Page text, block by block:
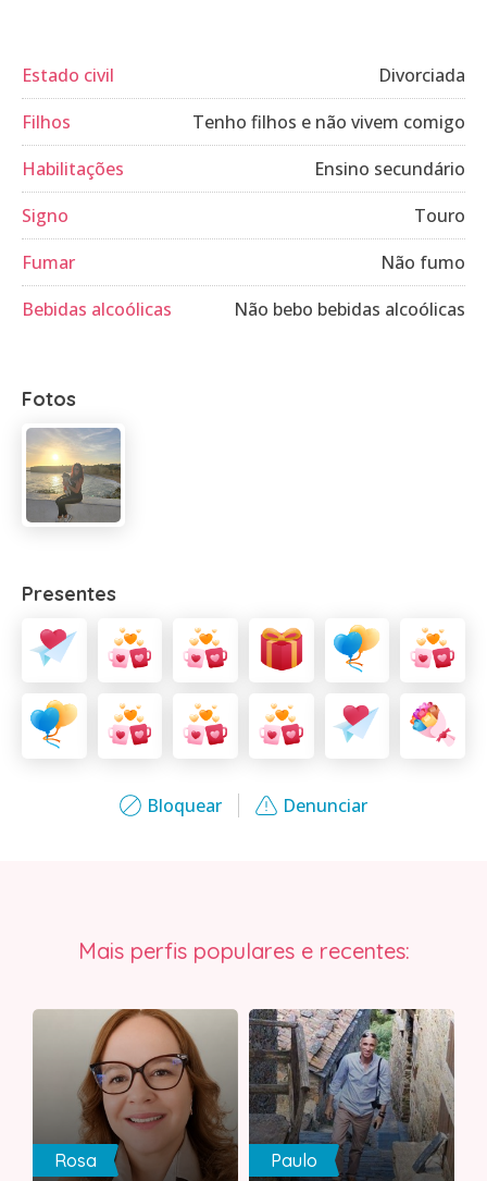
Bloquear Denunciar
Estado civil
Divorciada
Filhos
Tenho filhos e não vivem comigo
Habilitações
Ensino secundário
Signo
Touro
Fumar
Não fumo
Bebidas alcoólicas
Não bebo bebidas alcoólicas
Fotos
Presentes
Mais perfis populares e recentes:
Rosa Paulo